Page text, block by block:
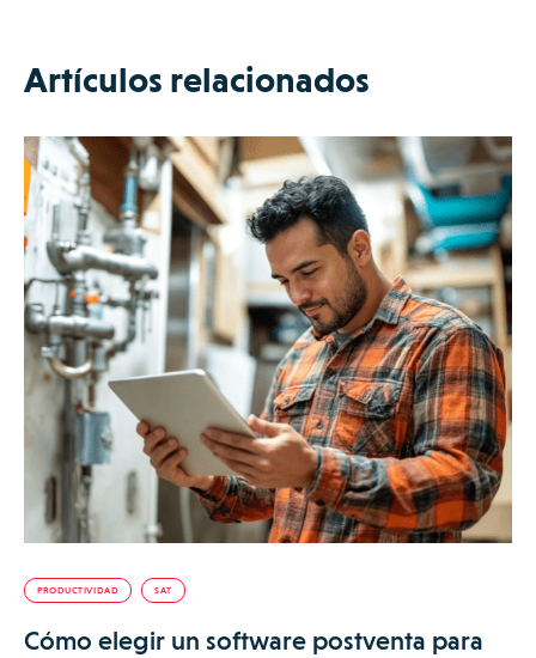
Artículos relacionados
PRODUCTIVIDAD SAT
Cómo elegir un software postventa para